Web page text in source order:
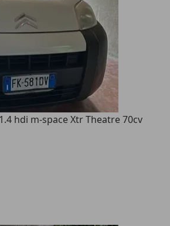
hdi m-space Xtr Theatre 70cv